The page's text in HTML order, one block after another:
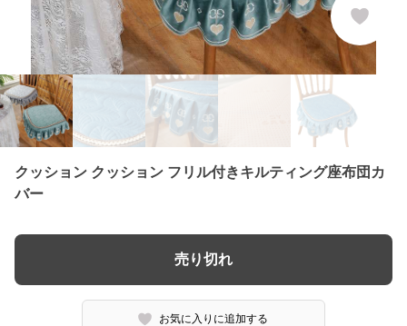
クッション クッション フリル付きキルティング座布団カ
バー
売り切れ
お気に入りに追加する